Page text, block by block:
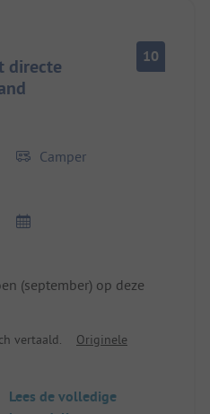
directe
10
Camper
(september) op deze
helemaal rustig en
een duurdere,
vertaald.
Originele
Lees de volledige